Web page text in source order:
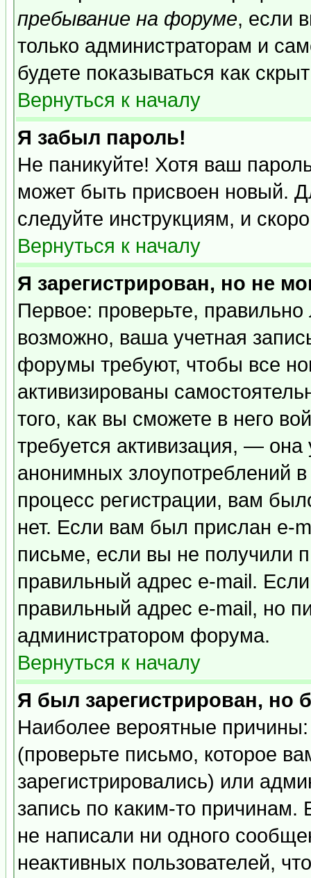
пребывание на форуме, если
только администраторам и
будете показываться как
Вернуться к началу
Я забыл пароль!
Не паникуйте! Хотя ваш
может быть присвоен новый.
следуйте инструкциям, и
Вернуться к началу
Я зарегистрирован, но не
Первое: проверьте,
возможно, ваша учетная
форумы требуют, чтобы все
активизированы
того, как вы сможете в него
требуется активизация, —
анонимных злоупотреблений
процесс регистрации, вам
нет. Если вам был прислан e-
письме, если вы не получили
правильный адрес e-mail.
правильный адрес e-mail, но
администратором форума.
Вернуться к началу
Я был зарегистрирован, но
Наиболее вероятные
(проверьте письмо, которое
зарегистрировались) или
запись по каким-то
не написали ни одного
неактивных пользователей,